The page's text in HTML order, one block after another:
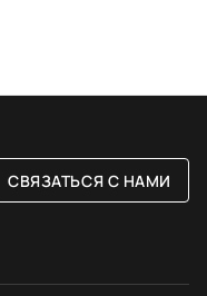
СВЯЗАТЬСЯ С НАМИ